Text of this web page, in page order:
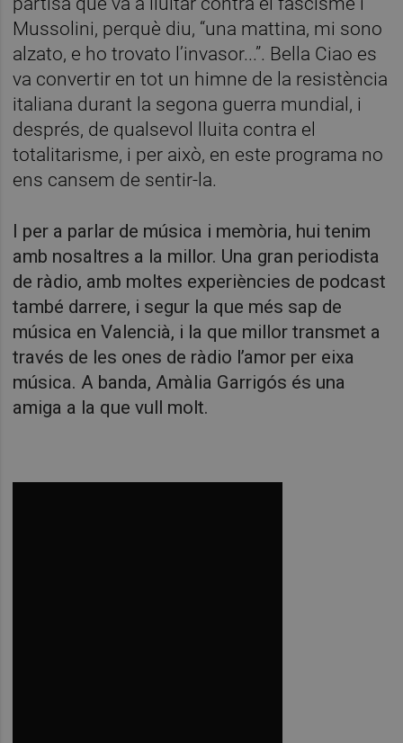
Mussolini, perquè diu, “una mattina, mi sono
alzato, e ho trovato l’invasor...”. Bella Ciao es
va convertir en tot un himne de la resistència
italiana durant la segona guerra mundial, i
després, de qualsevol lluita contra el
totalitarisme, i per això, en este programa no
ens cansem de sentir-la.
I per a parlar de música i memòria, hui tenim
amb nosaltres a la millor. Una gran periodista
de ràdio, amb moltes experiències de podcast
també darrere, i segur la que més sap de
música en Valencià, i la que millor transmet a
través de les ones de ràdio l’amor per eixa
música. A banda, Amàlia Garrigós és una
amiga a la que vull molt.